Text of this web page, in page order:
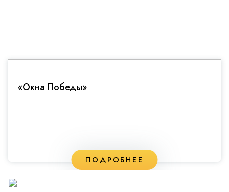
«Окна Победы»
ПОДРОБНЕЕ